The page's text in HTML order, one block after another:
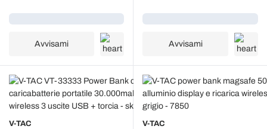
Avvisami Avvisami
V-TAC
V-TAC